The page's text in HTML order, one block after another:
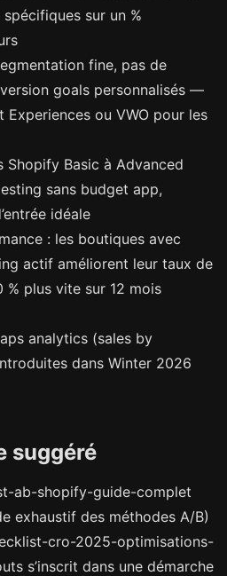
sur un %
fine, pas de
goals personnalisés —
ou VWO pour les
Shopify Basic à Advanced
sans budget app,
idéale
: les boutiques avec
actif améliorent leur taux de
plus vite sur 12 mois
analytics (sales by
dans Winter 2026
suggéré
ab-shopify-guide-complet
exhaustif des méthodes A/B)
cro-2025-optimisations-
s’inscrit dans une démarche